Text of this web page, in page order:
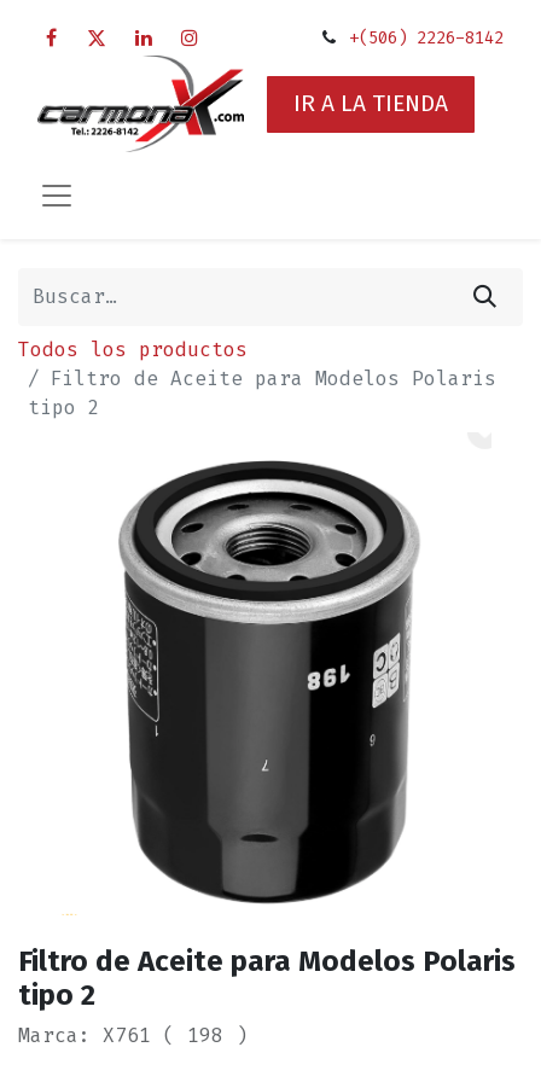
+(506) 2226-8142
IR A LA TIENDA
Todos los productos
Filtro de Aceite para Modelos Polaris
tipo 2
Filtro de Aceite para Modelos Polaris
tipo 2
Marca: X761 ( 198 )